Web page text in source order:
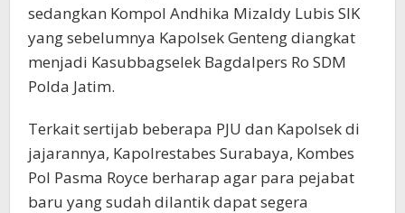
sedangkan Kompol Andhika Mizaldy Lubis SIK
yang sebelumnya Kapolsek Genteng diangkat
menjadi Kasubbagselek Bagdalpers Ro SDM
Polda Jatim.
Terkait sertijab beberapa PJU dan Kapolsek di
jajarannya, Kapolrestabes Surabaya, Kombes
Pol Pasma Royce berharap agar para pejabat
baru yang sudah dilantik dapat segera